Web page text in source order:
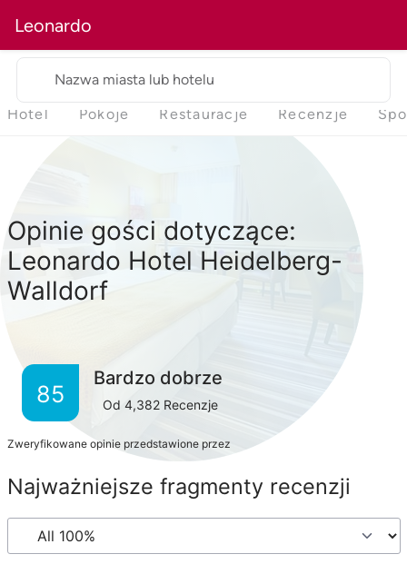
Leonardo
Nazwa miasta lub hotelu
Hotel Pokoje Restauracje Recenzje
Opinie gości dotyczące:
Leonardo Hotel Heidelberg-
Walldorf
85
Bardzo dobrze
Od 4,382 Recenzje
Zweryfikowane opinie przedstawione przez
Najważniejsze fragmenty recenzji